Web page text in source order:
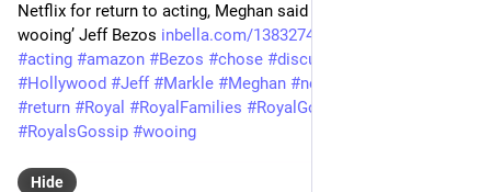
Netflix for return to acting, Meghan said to be ‘professionally
wooing’ Jeff Bezos inbella.com/1383274/hollywood-
#acting #amazon #Bezos #chose #discussion
#Hollywood #Jeff #Markle #Meghan #netflix
#return #Royal #RoyalFamilies #RoyalGossip
#RoyalsGossip #wooing
Hide